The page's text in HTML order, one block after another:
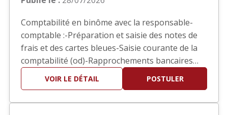
Comptabilité en binôme avec la responsable-
comptable :-Préparation et saisie des notes de
frais et des cartes bleues-Saisie courante de la
comptabilité (od)-Rapprochements bancaires
ponctuels-Aide pour les situations comptables-
Contrôle et/ou Saisie des pointages des ouvriers
VOIR LE DÉTAIL POSTULER